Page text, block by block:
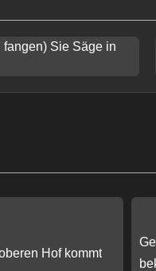
fangen) Sie Säge in
Hof kommt